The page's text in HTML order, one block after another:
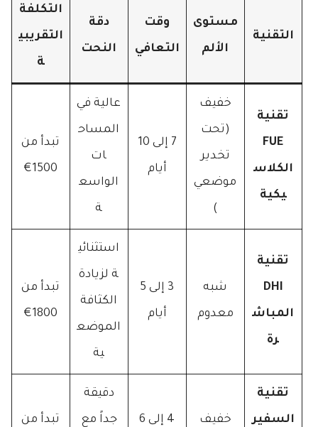
التقنية
مستوى
الألم
وقت
التعافي
دقة
النحت
التكلفة
التقريبي
ة
تقنية
FUE
الكلاس
يكية
خفيف
(تحت
تخدير
موضعي
)
7 إلى 10
أيام
عالية في
المساح
ات
الواسع
ة
تبدأ من
1500€
تقنية
DHI
المباش
رة
شبه
معدوم
3 إلى 5
أيام
استثنائي
ة لزيادة
الكثافة
الموضع
ية
تبدأ من
1800€
تقنية
السفير خفيف 4 إلى 6
دقيقة
جداً مع تبدأ من